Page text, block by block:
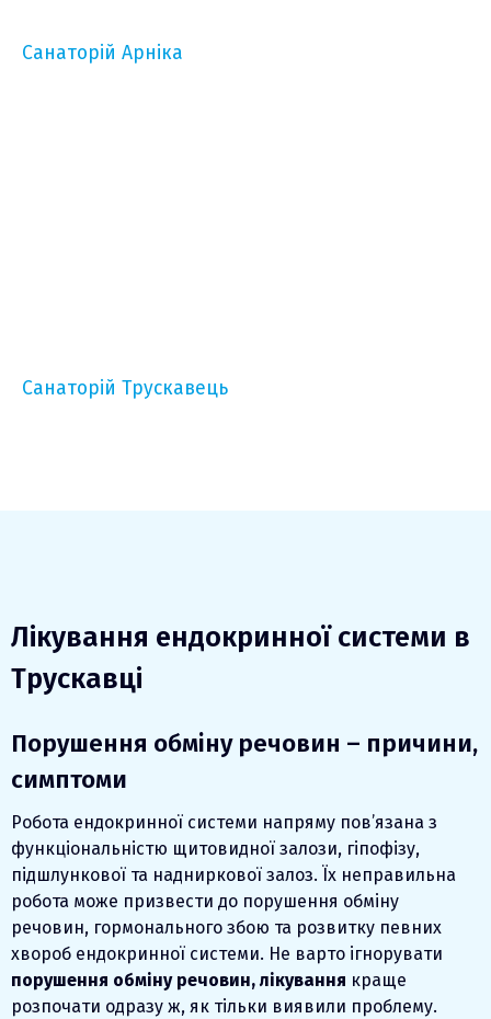
Санаторій Арніка
Санаторій Трускавець
Лікування ендокринної системи в
Трускавці
Порушення обміну речовин – причини,
симптоми
Робота ендокринної системи напряму пов’язана з
функціональністю щитовидної залози, гіпофізу,
підшлункової та надниркової залоз. Їх неправильна
робота може призвести до порушення обміну
речовин, гормонального збою та розвитку певних
хвороб ендокринної системи. Не варто ігнорувати
порушення обміну речовин, лікування краще
розпочати одразу ж, як тільки виявили проблему.